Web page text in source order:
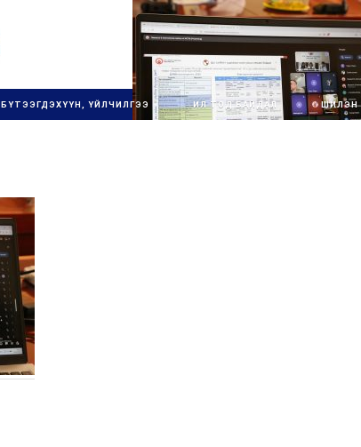
БҮТЭЭГДЭХҮҮН, ҮЙЛЧИЛГЭЭ ИЛ ТОД БАЙДАЛ ШИЛЭН